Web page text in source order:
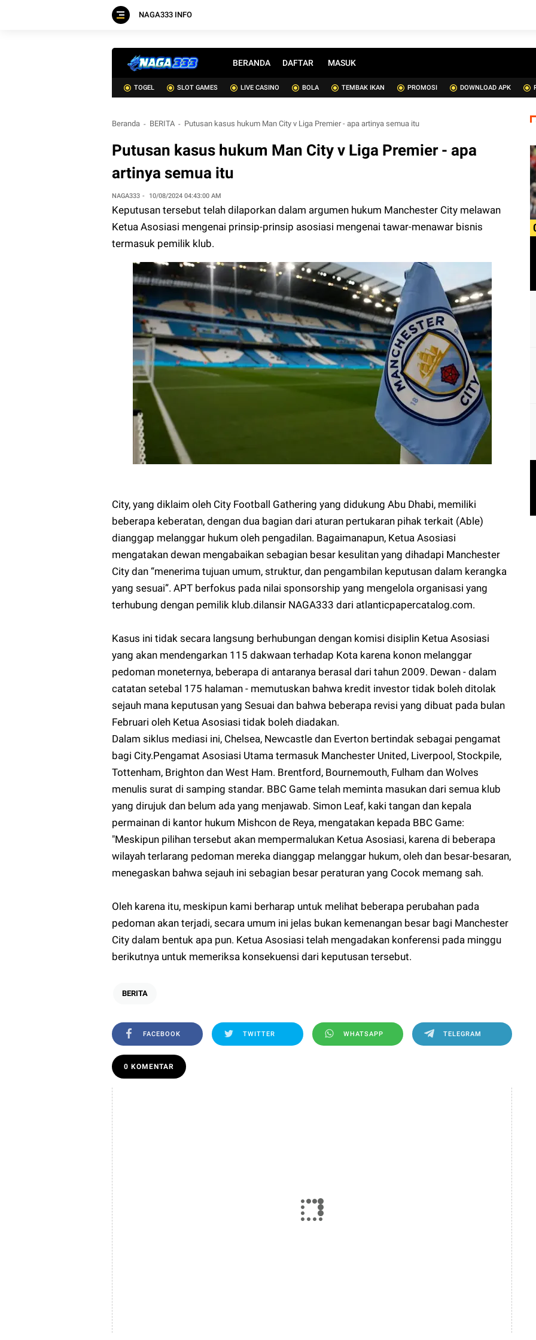
NAGA333 INFO
BERANDA DAFTAR MASUK
TOGEL SLOT GAMES LIVE CASINO BOLA TEMBAK IKAN PROMOSI DOWNLOAD APK
Beranda BERITA Putusan kasus hukum Man City v Liga Premier - apa artinya semua itu
Putusan kasus hukum Man City v Liga Premier - apa
artinya semua itu
NAGA333 10/08/2024 04:43:00 AM
Keputusan tersebut telah dilaporkan dalam argumen hukum Manchester City melawan
Ketua Asosiasi mengenai prinsip-prinsip asosiasi mengenai tawar-menawar bisnis
termasuk pemilik klub.
City, yang diklaim oleh City Football Gathering yang didukung Abu Dhabi, memiliki
beberapa keberatan, dengan dua bagian dari aturan pertukaran pihak terkait (Able)
dianggap melanggar hukum oleh pengadilan. Bagaimanapun, Ketua Asosiasi
mengatakan dewan mengabaikan sebagian besar kesulitan yang dihadapi Manchester
City dan “menerima tujuan umum, struktur, dan pengambilan keputusan dalam kerangka
yang sesuai”. APT berfokus pada nilai sponsorship yang mengelola organisasi yang
terhubung dengan pemilik klub.dilansir NAGA333 dari atlanticpapercatalog.com.
Kasus ini tidak secara langsung berhubungan dengan komisi disiplin Ketua Asosiasi
yang akan mendengarkan 115 dakwaan terhadap Kota karena konon melanggar
pedoman moneternya, beberapa di antaranya berasal dari tahun 2009. Dewan - dalam
catatan setebal 175 halaman - memutuskan bahwa kredit investor tidak boleh ditolak
sejauh mana keputusan yang Sesuai dan bahwa beberapa revisi yang dibuat pada bulan
Februari oleh Ketua Asosiasi tidak boleh diadakan.
Dalam siklus mediasi ini, Chelsea, Newcastle dan Everton bertindak sebagai pengamat
bagi City.Pengamat Asosiasi Utama termasuk Manchester United, Liverpool, Stockpile,
Tottenham, Brighton dan West Ham. Brentford, Bournemouth, Fulham dan Wolves
menulis surat di samping standar. BBC Game telah meminta masukan dari semua klub
yang dirujuk dan belum ada yang menjawab. Simon Leaf, kaki tangan dan kepala
permainan di kantor hukum Mishcon de Reya, mengatakan kepada BBC Game:
"Meskipun pilihan tersebut akan mempermalukan Ketua Asosiasi, karena di beberapa
wilayah terlarang pedoman mereka dianggap melanggar hukum, oleh dan besar-besaran,
menegaskan bahwa sejauh ini sebagian besar peraturan yang Cocok memang sah.
Oleh karena itu, meskipun kami berharap untuk melihat beberapa perubahan pada
pedoman akan terjadi, secara umum ini jelas bukan kemenangan besar bagi Manchester
City dalam bentuk apa pun. Ketua Asosiasi telah mengadakan konferensi pada minggu
berikutnya untuk memeriksa konsekuensi dari keputusan tersebut.
BERITA
FACEBOOK TWITTER WHATSAPP TELEGRAM
0 KOMENTAR